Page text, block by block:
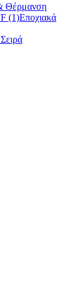
Θέρμανση
Εποχιακά